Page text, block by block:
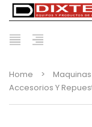
Home
>
Accesorios Y